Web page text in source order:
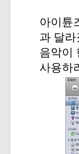
아이튠
과 달
음악이
사용하